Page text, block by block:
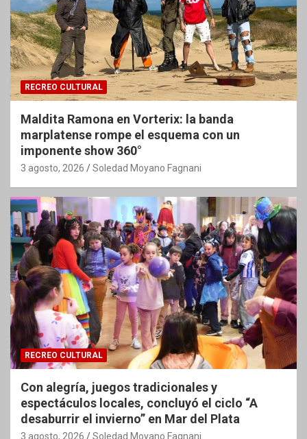
RECREO CULTURAL
Maldita Ramona en Vorterix: la banda
marplatense rompe el esquema con un
imponente show 360°
3 agosto, 2026 Soledad Moyano Fagnani
RECREO CULTURAL
Con alegría, juegos tradicionales y
espectáculos locales, concluyó el ciclo “A
desaburrir el invierno” en Mar del Plata
3 agosto, 2026 Soledad Moyano Fagnani